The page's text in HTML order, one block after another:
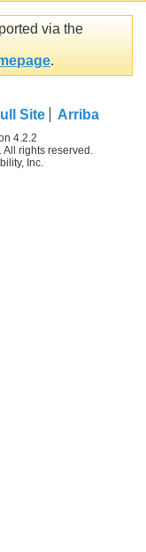
via the
.
Site Arriba
4.2.2
rights reserved.
Inc.